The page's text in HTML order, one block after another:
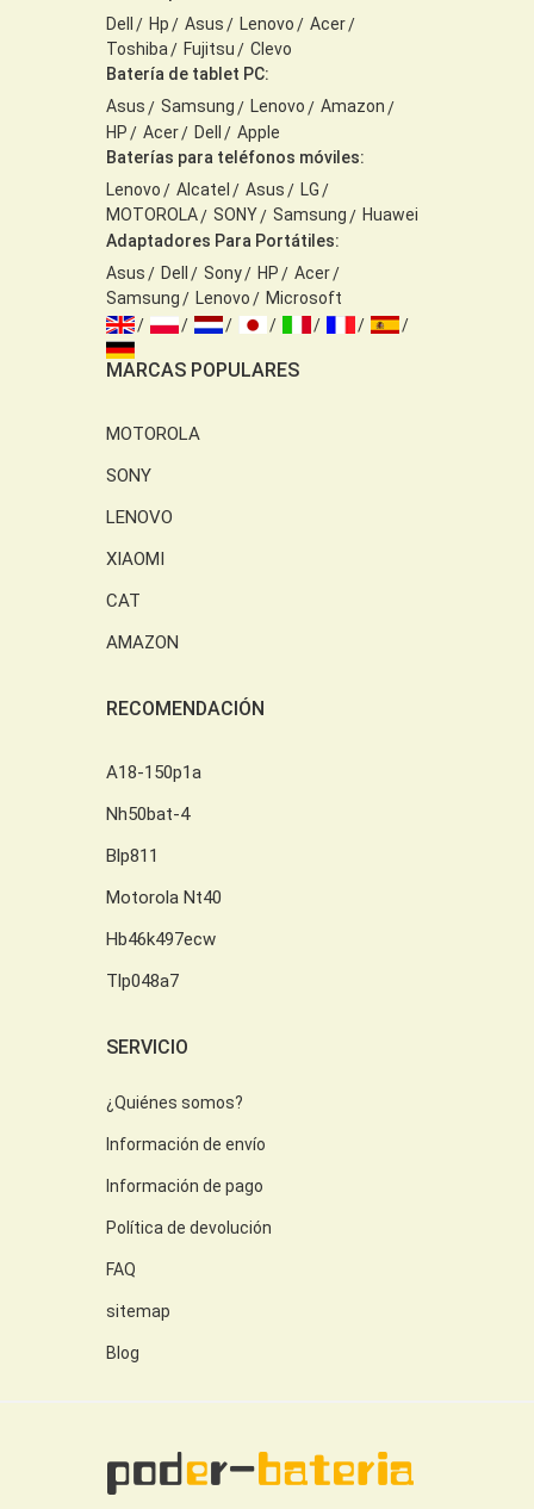
Dell
Hp Asus Lenovo
Acer
Toshiba
Fujitsu
Clevo
Batería de tablet PC:
Asus
Samsung Lenovo
Amazon
HP
Acer Dell
Apple
Baterías para teléfonos móviles:
Lenovo
Alcatel Asus
LG
MOTOROLA
SONY Samsung
Huawei
Adaptadores Para Portátiles:
Asus
Dell Sony HP
Acer
Samsung
Lenovo Microsoft
MARCAS POPULARES
MOTOROLA
SONY
LENOVO
XIAOMI
CAT
AMAZON
RECOMENDACIÓN
A18-150p1a
Nh50bat-4
Blp811
Motorola Nt40
Hb46k497ecw
Tlp048a7
SERVICIO
¿Quiénes somos?
Información de envío
Información de pago
Política de devolución
FAQ
sitemap
Blog